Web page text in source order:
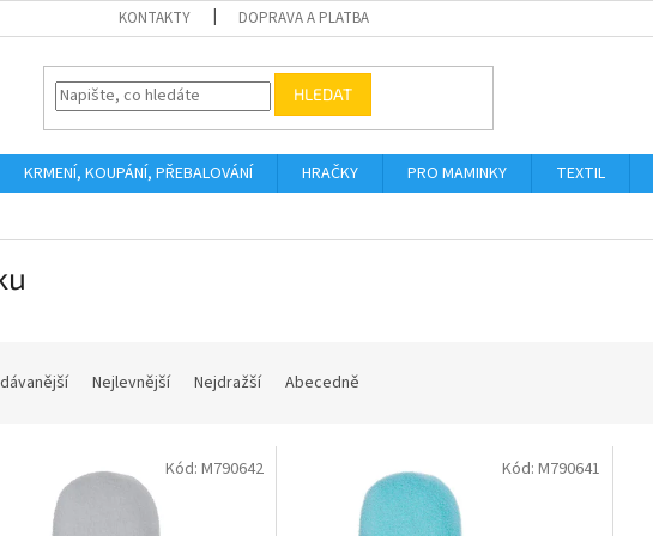
KONTAKTY DOPRAVA A PLATBA
HLEDAT
KRMENÍ, KOUPÁNÍ, PŘEBALOVÁNÍ HRAČKY PRO MAMINKY TEXTIL
Nejlevnější Nejdražší Abecedně
Kód: M790642 Kód: M790641